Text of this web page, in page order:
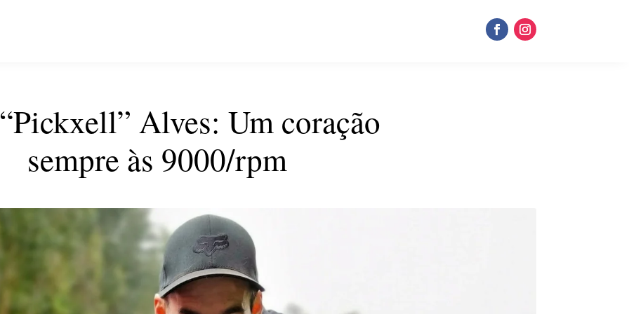
Alves: Um coração
sempre às 9000/rpm